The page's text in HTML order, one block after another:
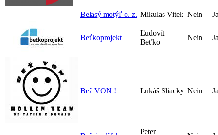
Belasý motýľ o. z. Mikulas Vitek Nein Ja
Beťkoprojekt
Ľudovít
Beťko
Nein Ja
Bež VON ! Lukáš Sliacky Nein Ja
Peter